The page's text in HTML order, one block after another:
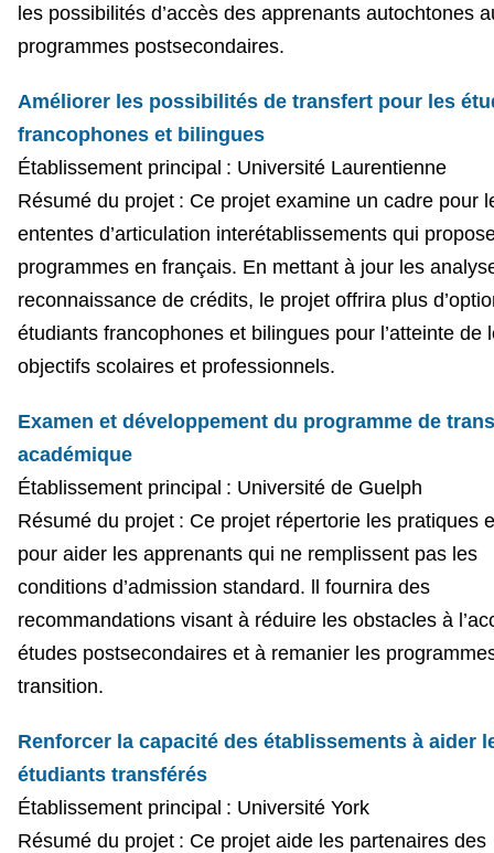
les possibilités d’accès des apprenants autochtones
programmes postsecondaires.
Améliorer les possibilités de transfert pour les
francophones et bilingues
Établissement principal : Université Laurentienne
Résumé du projet : Ce projet examine un cadre pour
ententes d’articulation interétablissements qui
programmes en français. En mettant à jour les
reconnaissance de crédits, le projet offrira plus
étudiants francophones et bilingues pour l’atteinte de
objectifs scolaires et professionnels.
Examen et développement du programme de
académique
Établissement principal : Université de Guelph
Résumé du projet : Ce projet répertorie les pratiques
pour aider les apprenants qui ne remplissent pas les
conditions d’admission standard. ll fournira des
recommandations visant à réduire les obstacles à
études postsecondaires et à remanier les
transition.
Renforcer la capacité des établissements à aider
étudiants transférés
Établissement principal : Université York
Résumé du projet : Ce projet aide les partenaires des